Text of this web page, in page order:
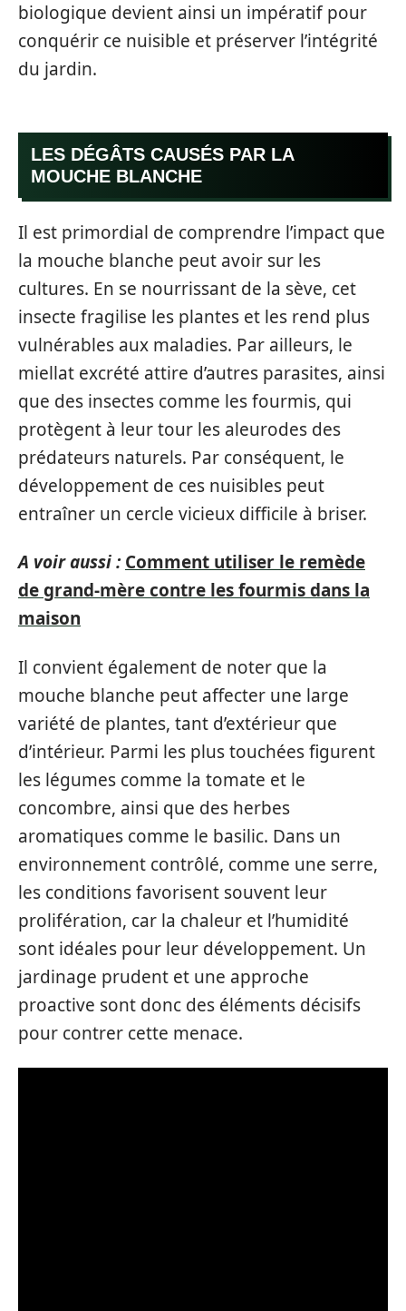
biologique devient ainsi un impératif pour
conquérir ce nuisible et préserver l’intégrité
du jardin.
LES DÉGÂTS CAUSÉS PAR LA
MOUCHE BLANCHE
Il est primordial de comprendre l’impact que
la mouche blanche peut avoir sur les
cultures. En se nourrissant de la sève, cet
insecte fragilise les plantes et les rend plus
vulnérables aux maladies. Par ailleurs, le
miellat excrété attire d’autres parasites, ainsi
que des insectes comme les fourmis, qui
protègent à leur tour les aleurodes des
prédateurs naturels. Par conséquent, le
développement de ces nuisibles peut
entraîner un cercle vicieux difficile à briser.
A voir aussi : Comment utiliser le remède
de grand-mère contre les fourmis dans la
maison
Il convient également de noter que la
mouche blanche peut affecter une large
variété de plantes, tant d’extérieur que
d’intérieur. Parmi les plus touchées figurent
les légumes comme la tomate et le
concombre, ainsi que des herbes
aromatiques comme le basilic. Dans un
environnement contrôlé, comme une serre,
les conditions favorisent souvent leur
prolifération, car la chaleur et l’humidité
sont idéales pour leur développement. Un
jardinage prudent et une approche
proactive sont donc des éléments décisifs
pour contrer cette menace.